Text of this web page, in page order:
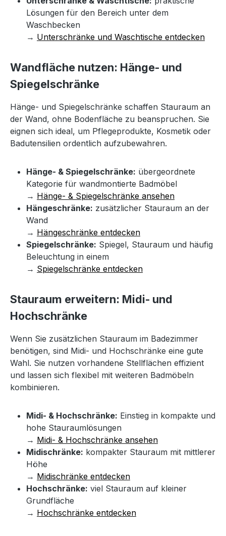
Lösungen für den Bereich unter dem
Waschbecken
→ Unterschränke und Waschtische entdecken
Wandfläche nutzen: Hänge- und
Spiegelschränke
Hänge- und Spiegelschränke schaffen Stauraum an
der Wand, ohne Bodenfläche zu beanspruchen. Sie
eignen sich ideal, um Pflegeprodukte, Kosmetik oder
Badutensilien ordentlich aufzubewahren.
Hänge- & Spiegelschränke: übergeordnete
Kategorie für wandmontierte Badmöbel
→ Hänge- & Spiegelschränke ansehen
Hängeschränke: zusätzlicher Stauraum an der
Wand
→ Hängeschränke entdecken
Spiegelschränke: Spiegel, Stauraum und häufig
Beleuchtung in einem
→ Spiegelschränke entdecken
Stauraum erweitern: Midi- und
Hochschränke
Wenn Sie zusätzlichen Stauraum im Badezimmer
benötigen, sind Midi- und Hochschränke eine gute
Wahl. Sie nutzen vorhandene Stellflächen effizient
und lassen sich flexibel mit weiteren Badmöbeln
kombinieren.
Midi- & Hochschränke: Einstieg in kompakte und
hohe Stauraumlösungen
→ Midi- & Hochschränke ansehen
Midischränke: kompakter Stauraum mit mittlerer
Höhe
→ Midischränke entdecken
Hochschränke: viel Stauraum auf kleiner
Grundfläche
→ Hochschränke entdecken